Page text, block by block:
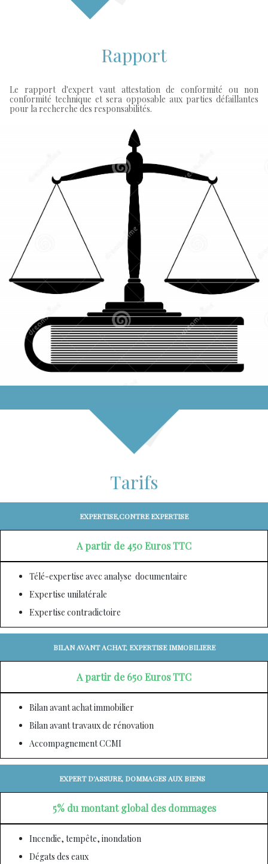
Rapport
Le rapport d'expert vaut attestation de conformité ou non
conformité technique et sera opposable aux parties défaillantes
pour la recherche des responsabilités.
Tarifs
EXPERTISE,CONTRE EXPERTISE
A partir de 450 Euros TTC
Télé-expertise avec analyse documentaire
Expertise unilatérale
Expertise contradictoire
BILAN AVANT ACHAT, EXPERTISE IMMOBILIERE
A partir de 650 Euros TTC
Bilan avant achat immobilier
Bilan avant travaux de rénovation
Accompagnement CCMI
EXPERT D'ASSURE, DOMMAGES AUX BIENS
5% du montant global des dommages
Incendie, tempête, inondation
Dégats des eaux